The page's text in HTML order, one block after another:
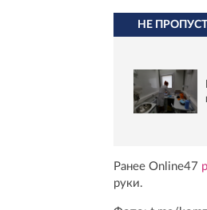
НЕ
Ранее Online47
руки.